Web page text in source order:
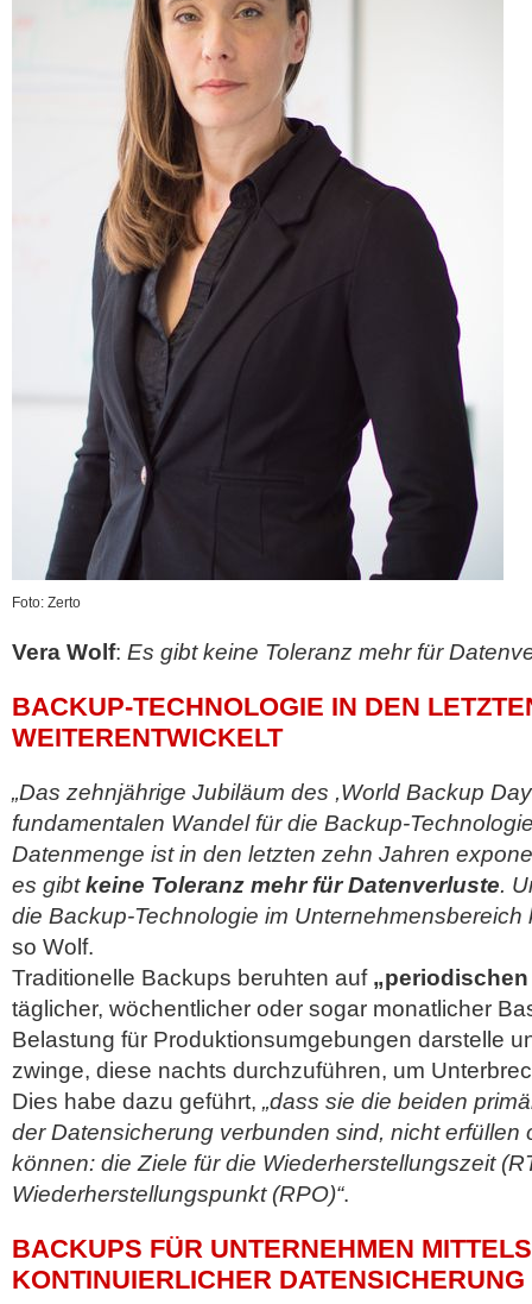
Foto: Zerto
Vera Wolf: Es gibt keine Toleranz mehr für
BACKUP-TECHNOLOGIE IN DEN
WEITERENTWICKELT
„Das zehnjährige Jubiläum des ,World Backup
fundamentalen Wandel für die Backup-
Datenmenge ist in den letzten zehn Jahren
es gibtkeine Toleranz mehr für Datenverluste.
die Backup-Technologie im Unternehmensbereich
so Wolf.
Traditionelle Backups beruhten auf
täglicher, wöchentlicher oder sogar monatlicher
Belastung für Produktionsumgebungen darstelle
zwinge, diese nachts durchzuführen, um
Dies habe dazu geführt, „dass sie die beiden
der Datensicherung verbunden sind, nicht erfüllen
können: die Ziele für die Wiederherstellungszeit
Wiederherstellungspunkt (RPO)“.
BACKUPS FÜR UNTERNEHMEN MITTELS
KONTINUIERLICHER DATENSICHERUNG